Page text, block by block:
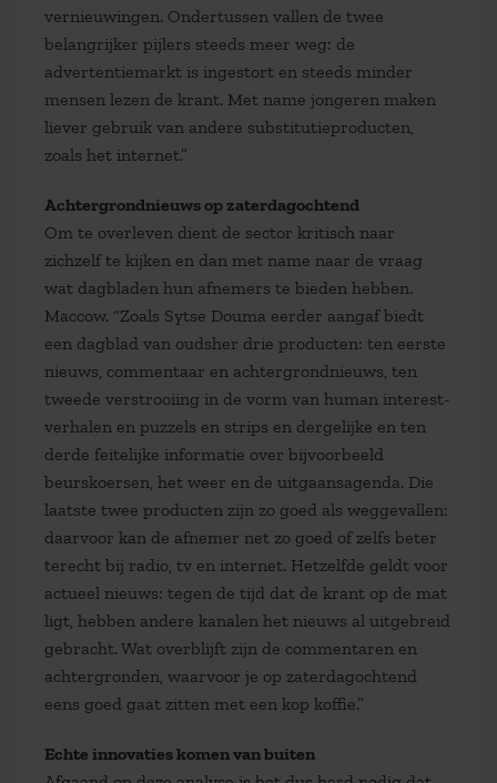
vernieuwingen. Ondertussen vallen de twee
belangrijker pijlers steeds meer weg: de
advertentiemarkt is ingestort en steeds minder
mensen lezen de krant. Met name jongeren maken
liever gebruik van andere substitutieproducten,
zoals het internet.”
Achtergrondnieuws op zaterdagochtend
Om te overleven dient de sector kritisch naar
zichzelf te kijken en dan met name naar de vraag
wat dagbladen hun afnemers te bieden hebben.
Maccow. “Zoals Sytse Douma eerder aangaf biedt
een dagblad van oudsher drie producten: ten eerste
nieuws, commentaar en achtergrondnieuws, ten
tweede verstrooiing in de vorm van human interest-
verhalen en puzzels en strips en dergelijke en ten
derde feitelijke informatie over bijvoorbeeld
beurskoersen, het weer en de uitgaansagenda. Die
laatste twee producten zijn zo goed als weggevallen:
daarvoor kan de afnemer net zo goed of zelfs beter
terecht bij radio, tv en internet. Hetzelfde geldt voor
actueel nieuws: tegen de tijd dat de krant op de mat
ligt, hebben andere kanalen het nieuws al uitgebreid
gebracht. Wat overblijft zijn de commentaren en
achtergronden, waarvoor je op zaterdagochtend
eens goed gaat zitten met een kop koffie.”
Echte innovaties komen van buiten